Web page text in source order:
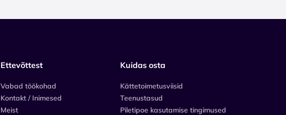
Ettevõttest
Vabad töökohad
Kontakt / Inimesed
Meist
Kuidas osta
Kättetoimetusviisid
Teenustasud
Piletipoe kasutamise tingimused